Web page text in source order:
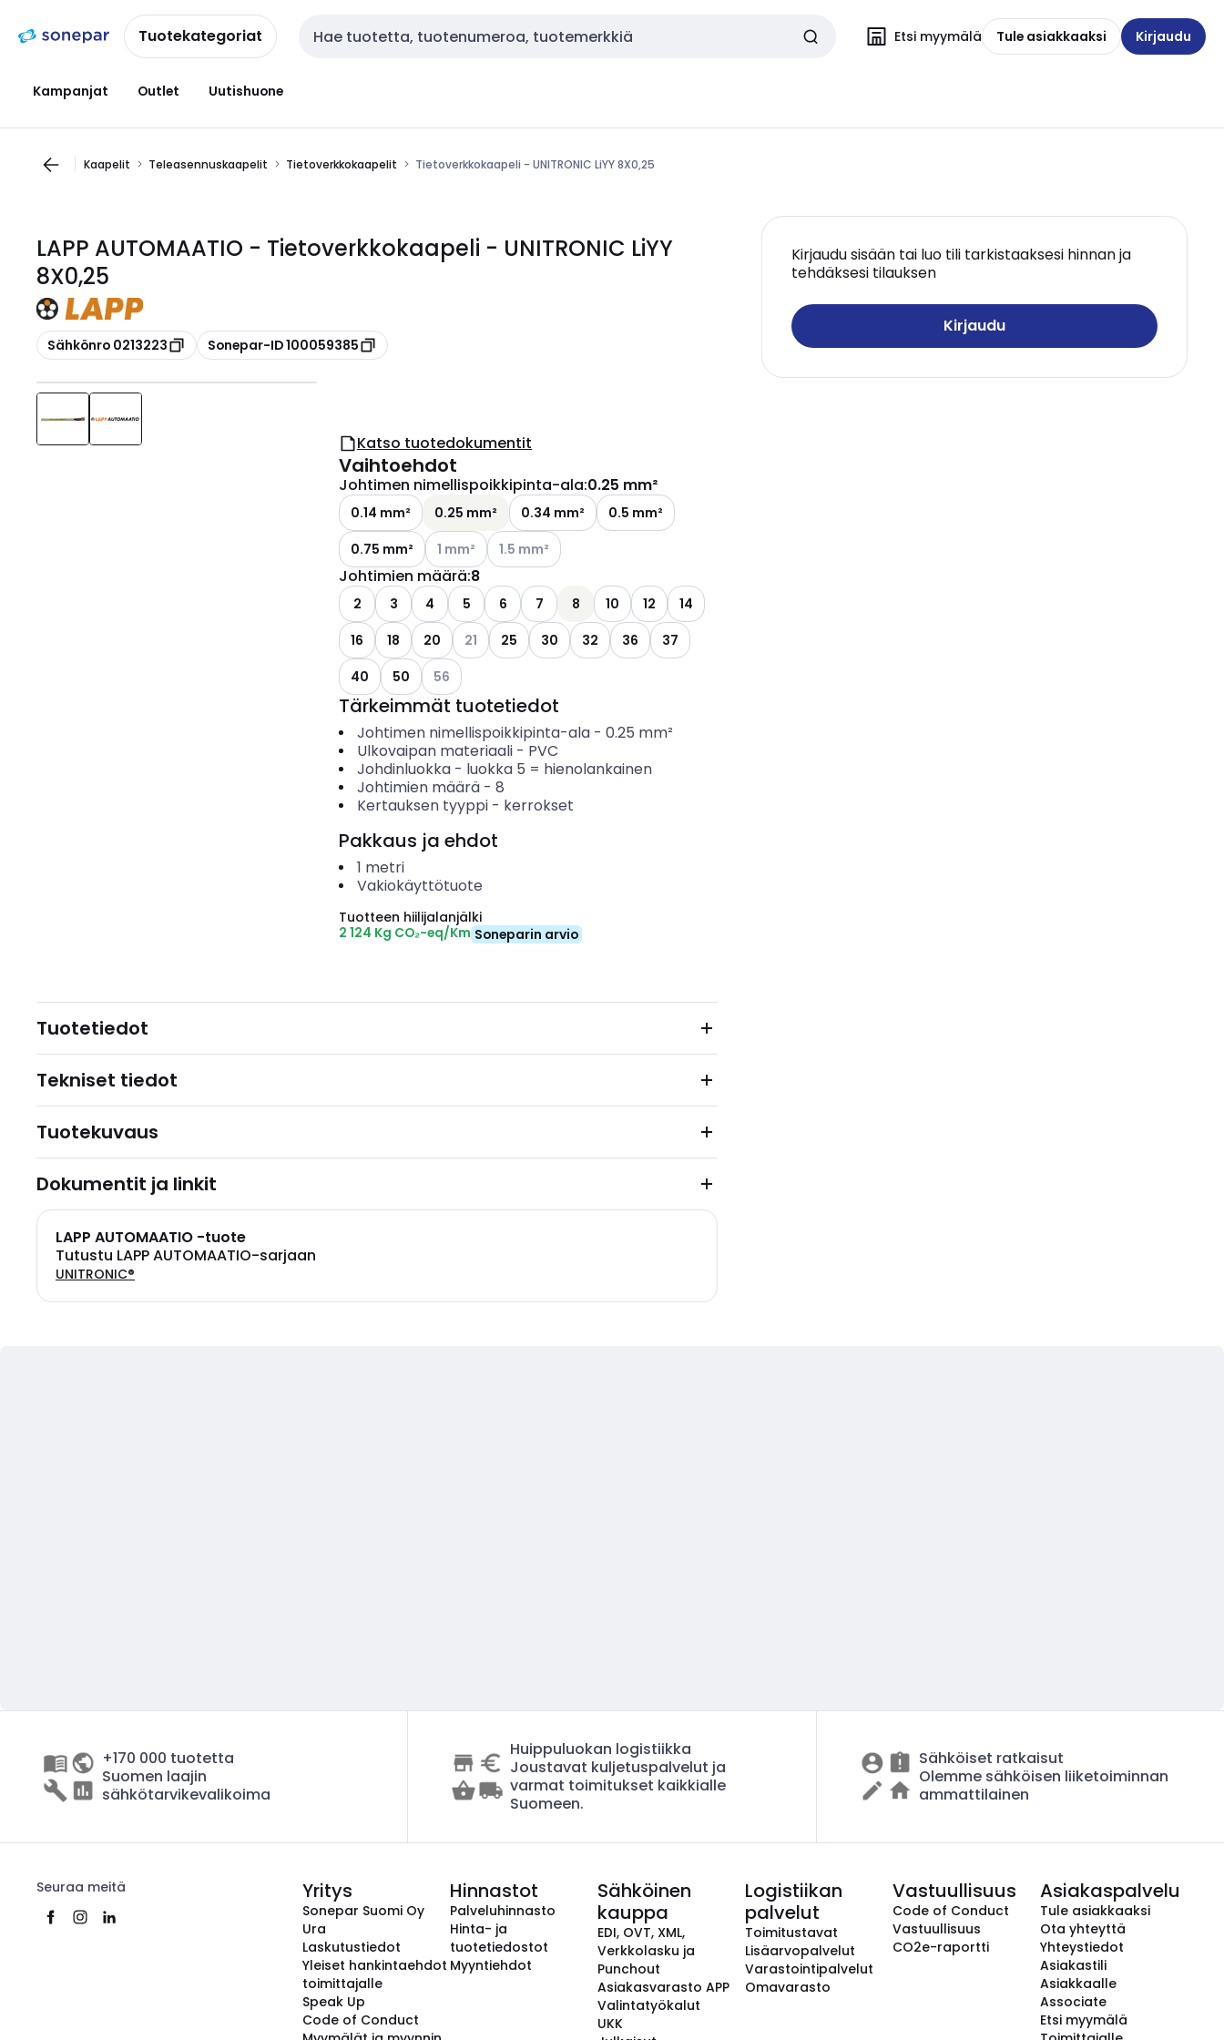
navigointiinsisältöönTuotekategoriat Haku Etsi myymälä Tule asiakkaaksi Kirjaudu
Kampanjat Outlet Uutishuone
Kaapelit Teleasennuskaapelit Tietoverkkokaapelit Tietoverkkokaapeli - UNITRONIC LiYY 8X0,25
LAPP AUTOMAATIO - Tietoverkkokaapeli - UNITRONIC LiYY
8X0,25
Kopioi
Sähkönro 0213223 Kopioi
Sonepar-ID 100059385
Kirjaudu sisään tai luo tili tarkistaaksesi hinnan ja
tehdäksesi tilauksen
Kirjaudu
Katso tuotedokumentit
Vaihtoehdot
Johtimen nimellispoikkipinta-ala:0.25 mm²
0.14 mm² 0.25 mm² 0.34 mm²
0.5 mm²
0.75 mm²
Katso käytettävissä olevat vaihtoehdot
1 mm² Katso käytettävissä olevat vaihtoehdot
1.5 mm²
Johtimien määrä:8
2 3 4 5 6 7 8 10 12
14
16
18 20 Katso käytettävissä olevat vaihtoehdot
21 25 30 32 36
37
40
50 Katso käytettävissä olevat vaihtoehdot
56
Tärkeimmät tuotetiedot
Johtimen nimellispoikkipinta-ala- 0.25 mm²
Ulkovaipan materiaali- PVC
Johdinluokka- luokka 5 = hienolankainen
Johtimien määrä- 8
Kertauksen tyyppi- kerrokset
Pakkaus ja ehdot
1 metri
Vakiokäyttötuote
Tuotteen hiilijalanjälki
2 124 Kg CO₂-eq/Km Soneparin arvio
Tuotetiedot
Tekniset tiedot
Tuotekuvaus
Dokumentit ja linkit
LAPP AUTOMAATIO -tuote
Tutustu LAPP AUTOMAATIO-sarjaan
UNITRONIC®
+170 000 tuotetta
Suomen laajin
sähkötarvikevalikoima
Huippuluokan logistiikka
Joustavat kuljetuspalvelut ja
varmat toimitukset kaikkialle
Suomeen.
Sähköiset ratkaisut
Olemme sähköisen liiketoiminnan
ammattilainen
Seuraa meitä Yritys
Sonepar Suomi Oy
Ura
Laskutustiedot
Yleiset hankintaehdot
toimittajalle
Speak Up
Code of Conduct
Hinnastot
Palveluhinnasto
Hinta- ja
tuotetiedostot
Myyntiehdot
Sähköinen
kauppa
EDI, OVT, XML,
Verkkolasku ja
Punchout
Asiakasvarasto APP
Valintatyökalut
UKK
Logistiikan
palvelut
Toimitustavat
Lisäarvopalvelut
Varastointipalvelut
Omavarasto
Vastuullisuus
Code of Conduct
Vastuullisuus
CO2e-raportti
Asiakaspalvelu
Tule asiakkaaksi
Ota yhteyttä
Yhteystiedot
Asiakastili
Asiakkaalle
Associate
Etsi myymälä